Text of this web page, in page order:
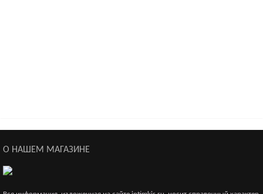
Эротический комплект Erolanta Lingerie Collection: пояс
1 900р.
О НАШЕМ МАГАЗИНЕ